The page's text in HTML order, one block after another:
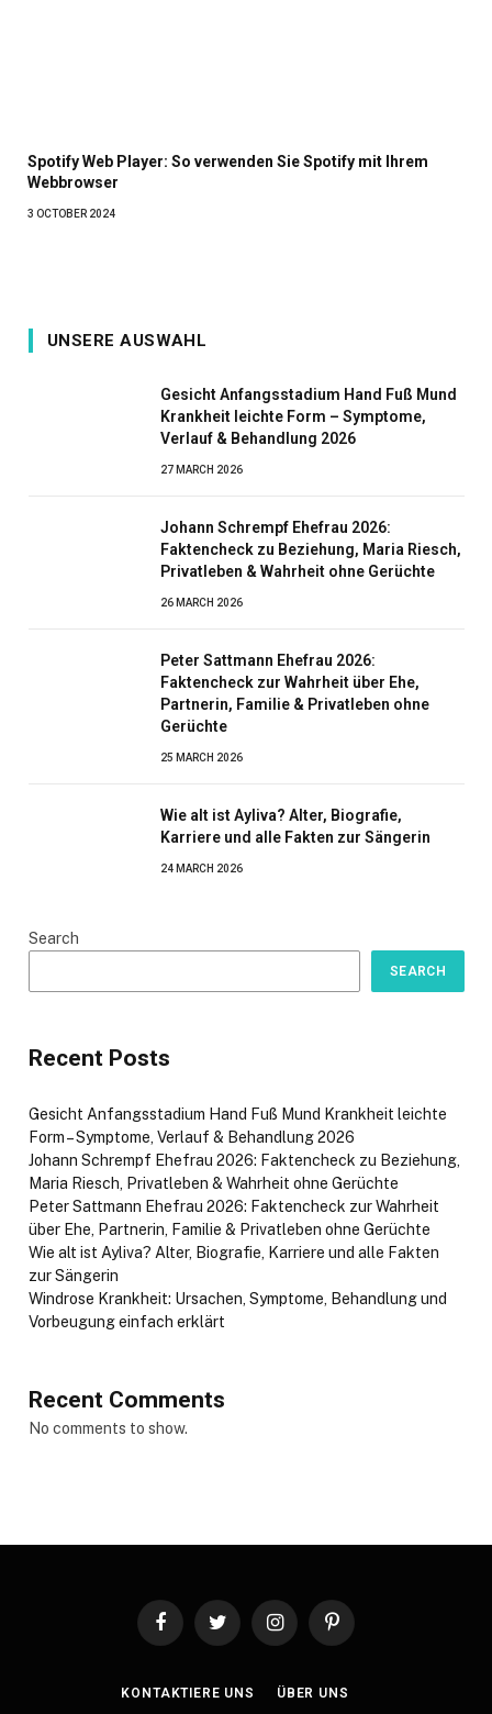
Spotify Web Player: So verwenden Sie Spotify mit Ihrem
Webbrowser
3 OCTOBER 2024
UNSERE AUSWAHL
Gesicht Anfangsstadium Hand Fuß Mund
Krankheit leichte Form – Symptome,
Verlauf & Behandlung 2026
27 MARCH 2026
Johann Schrempf Ehefrau 2026:
Faktencheck zu Beziehung, Maria Riesch,
Privatleben & Wahrheit ohne Gerüchte
26 MARCH 2026
Peter Sattmann Ehefrau 2026:
Faktencheck zur Wahrheit über Ehe,
Partnerin, Familie & Privatleben ohne
Gerüchte
25 MARCH 2026
Wie alt ist Ayliva? Alter, Biografie,
Karriere und alle Fakten zur Sängerin
24 MARCH 2026
Search
SEARCH
Recent Posts
Gesicht Anfangsstadium Hand Fuß Mund Krankheit leichte
Form – Symptome, Verlauf & Behandlung 2026
Johann Schrempf Ehefrau 2026: Faktencheck zu Beziehung,
Maria Riesch, Privatleben & Wahrheit ohne Gerüchte
Peter Sattmann Ehefrau 2026: Faktencheck zur Wahrheit
über Ehe, Partnerin, Familie & Privatleben ohne Gerüchte
Wie alt ist Ayliva? Alter, Biografie, Karriere und alle Fakten
zur Sängerin
Windrose Krankheit: Ursachen, Symptome, Behandlung und
Vorbeugung einfach erklärt
Recent Comments
No comments to show.
FacebookTwitter InstagramPinterest
KONTAKTIERE UNS ÜBER UNS